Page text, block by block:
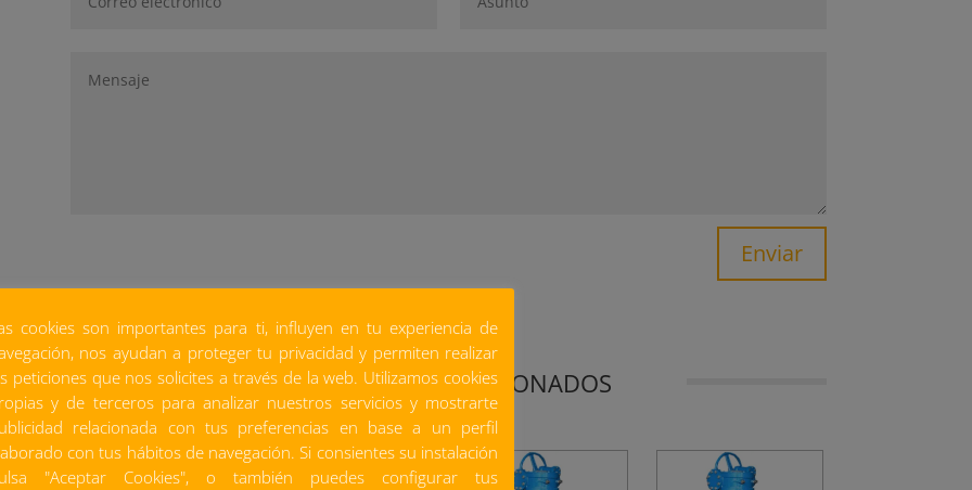
Enviar
PRODUCTOS RELACIONADOS
cookies son importantes para ti, influyen en tu experiencia de
nos ayudan a proteger tu privacidad y permiten realizar
peticiones que nos solicites a través de la web. Utilizamos cookies
y de terceros para analizar nuestros servicios y mostrarte
relacionada con tus preferencias en base a un perfil
con tus hábitos de navegación. Si consientes su instalación
"Aceptar Cookies", o también puedes configurar tus